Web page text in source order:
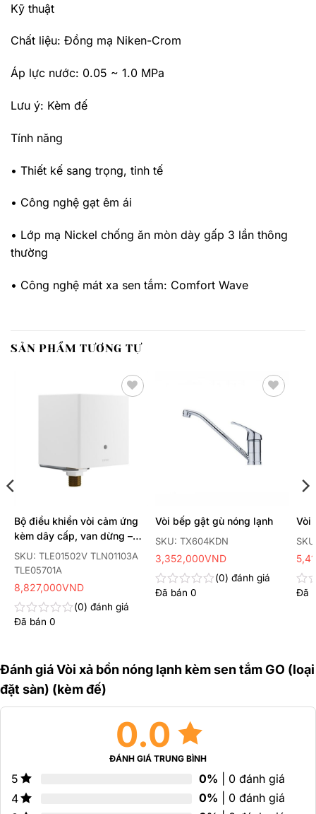
Kỹ thuật
Chất liệu: Đồng mạ Niken-Crom
Áp lực nước: 0.05 ~ 1.0 MPa
Lưu ý: Kèm đế
Tính năng
• Thiết kế sang trọng, tinh tế
• Công nghệ gạt êm ái
• Lớp mạ Nickel chống ăn mòn dày gấp 3 lần thông
thường
• Công nghệ mát xa sen tắm: Comfort Wave
SẢN PHẨM TƯƠNG TỰ
SKU: TLE01502V TLN01103A
TLE05701A
Bộ điều khiển vòi cảm ứng
kèm dây cấp, van dừng –
van nhiệt độ
Được
5
0
đánh giá
Đã bán 0
8,827,000VND
SKU: TX604KDN
Vòi bếp gật gù nóng lạnh
Được
0
đánh giá
Đã bán 0
3,352,000VND
Vòi
Đã
Đánh giá Vòi xả bồn nóng lạnh kèm sen tắm GO (loại
đặt sàn) (kèm đế)
0.0
ĐÁNH GIÁ TRUNG BÌNH
5 0% | 0 đánh giá
4
0% | 0 đánh giá